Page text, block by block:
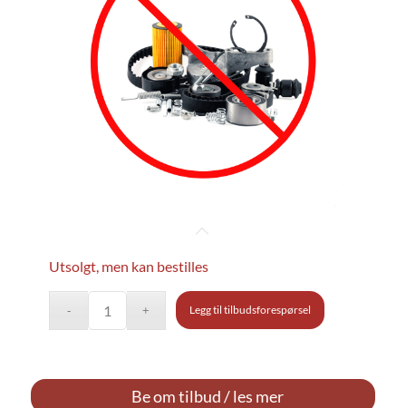
Utsolgt, men kan bestilles
Legg til tilbudsforespørsel
Be om tilbud / les mer